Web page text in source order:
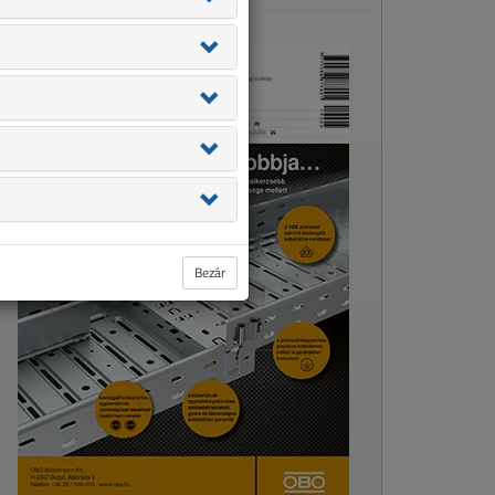
Bezár